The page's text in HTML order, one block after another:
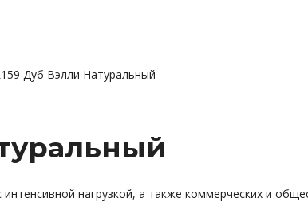
Дуб Вэлли Натуральный
нагрузкой, а также коммерческих и